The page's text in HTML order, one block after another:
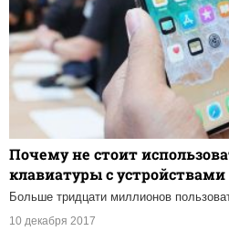
Почему не стоит
клавиатуры с устройствами
Больше тридцати миллионов
10 декабря 2017